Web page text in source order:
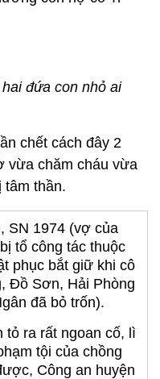
đứa con nhỏ ai
chết cách đây 2
vừa chăm cháu vừa
tâm thần.
SN 1974 (vợ của
tổ công tác thuộc
phục bắt giữ khi cô
Đồ Sơn, Hải Phòng
đã bỏ trốn).
tỏ ra rất ngoan cố, lì
tội của chồng
Công an huyện